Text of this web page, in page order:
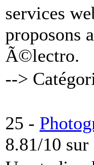
services
proposons
Ã©lectro.
-->
25 -
8.81/10 sur